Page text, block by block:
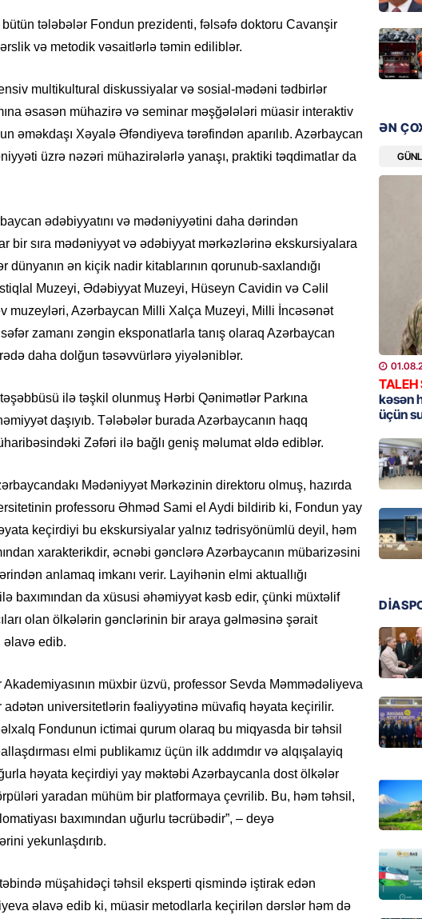
tələbələr Fondun prezidenti, fəlsəfə doktoru Cavanşir
və metodik vəsaitlərlə təmin ediliblər.
multikultural diskussiyalar və sosial-mədəni tədbirlər
əsasən mühazirə və seminar məşğələləri müasir interaktiv
əməkdaşı Xəyalə Əfəndiyeva tərəfindən aparılıb. Azərbaycan
üzrə nəzəri mühazirələrlə yanaşı, praktiki təqdimatlar da
ədəbiyyatını və mədəniyyətini daha dərindən
bir sıra mədəniyyət və ədəbiyyat mərkəzlərinə ekskursiyalara
ən kiçik nadir kitablarının qorunub-saxlandığı
Muzeyi, Ədəbiyyat Muzeyi, Hüseyn Cavidin və Cəlil
muzeyləri, Azərbaycan Milli Xalça Muzeyi, Milli İncəsənət
zamanı zəngin eksponatlarla tanış olaraq Azərbaycan
daha dolğun təsəvvürlərə yiyələniblər.
ilə təşkil olunmuş Hərbi Qənimətlər Parkına
daşıyıb. Tələbələr burada Azərbaycanın haqq
Zəfəri ilə bağlı geniş məlumat əldə ediblər.
Mədəniyyət Mərkəzinin direktoru olmuş, hazırda
professoru Əhməd Sami el Aydi bildirib ki, Fondun yay
keçirdiyi bu ekskursiyalar yalnız tədrisyönümlü deyil, həm
xarakterikdir, əcnəbi gənclərə Azərbaycanın mübarizəsini
anlamaq imkanı verir. Layihənin elmi aktuallığı
baxımından da xüsusi əhəmiyyət kəsb edir, çünki müxtəlif
olan ölkələrin gənclərinin bir araya gəlməsinə şərait
əlavə edib.
müxbir üzvü, professor Sevda Məmmədəliyeva
universitetlərin fəaliyyətinə müvafiq həyata keçirilir.
Fondunun ictimai qurum olaraq bu miqyasda bir təhsil
elmi publikamız üçün ilk addımdır və alqışalayiq
həyata keçirdiyi yay məktəbi Azərbaycanla dost ölkələr
yaradan mühüm bir platformaya çevrilib. Bu, həm təhsil,
baxımından uğurlu təcrübədir”, – deyə
yekunlaşdırıb.
müşahidəçi təhsil eksperti qismində iştirak edən
əlavə edib ki, müasir metodlarla keçirilən dərslər həm də
HADISƏ
DÜNYA
Kiyev
neft
verdi:
REKLAM
edin,
edin
ÖLKƏ
Bu
təyin
MANŞET
GÜNDƏM
GÜNDƏM
MANŞET
ƏN
TALEH
kəsən
üçün